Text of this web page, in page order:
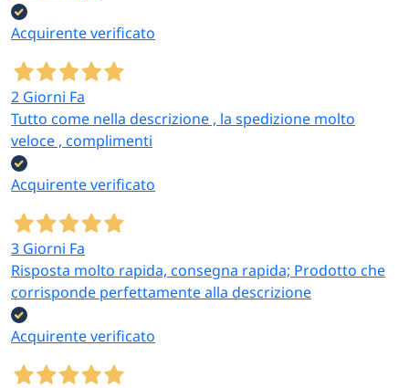
Acquirente verificato
2 Giorni Fa
Tutto come nella descrizione , la spedizione molto
veloce , complimenti
Acquirente verificato
3 Giorni Fa
Risposta molto rapida, consegna rapida; Prodotto che
corrisponde perfettamente alla descrizione
Acquirente verificato